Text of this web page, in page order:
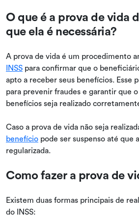
O que é a prova de vida
que ela é necessária?
A prova de vida é um procedimento
INSS para confirmar que o
apto a receber seus benefícios. Esse
para prevenir fraudes e garantir que
benefícios seja realizado
Caso a prova de vida não seja
benefício pode ser suspenso até que
regularizada.
Como fazer a prova de
Existem duas formas principais de
do INSS: